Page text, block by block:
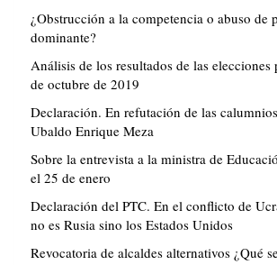
¿Obstrucción a la competencia o abuso de
dominante?
Análisis de los resultados de las elecciones
de octubre de 2019
Declaración. En refutación de las
Ubaldo Enrique Meza
Sobre la entrevista a la ministra de
el 25 de enero
Declaración del PTC. En el conflicto de
no es Rusia sino los Estados Unidos
Revocatoria de alcaldes alternativos ¿Qué